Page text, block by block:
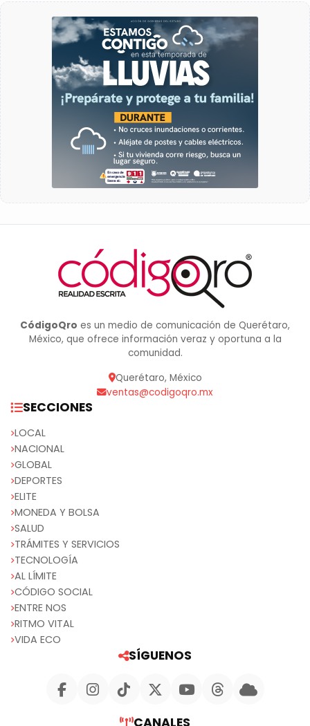
CódigoQro es un medio de comunicación de Querétaro,
México, que ofrece información veraz y oportuna a la
comunidad.
Querétaro, México
ventas@codigoqro.mx
SECCIONES
LOCAL
NACIONAL
GLOBAL
DEPORTES
ELITE
MONEDA Y BOLSA
SALUD
TRÁMITES Y SERVICIOS
TECNOLOGÍA
AL LÍMITE
CÓDIGO SOCIAL
ENTRE NOS
RITMO VITAL
VIDA ECO
SÍGUENOS